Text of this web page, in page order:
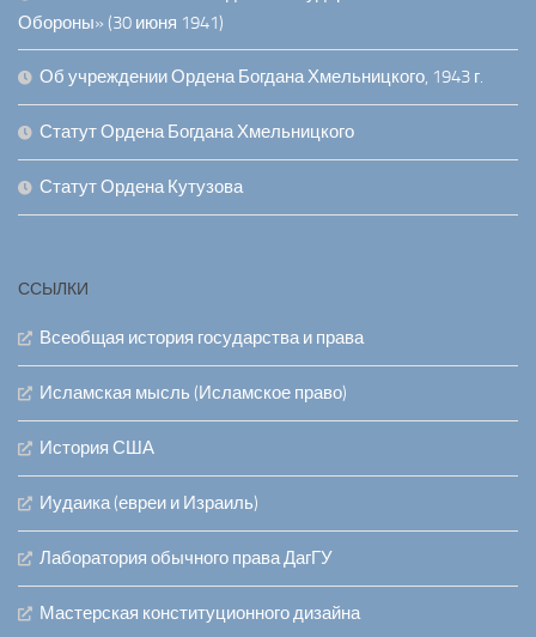
Обороны» (30 июня 1941)
Об учреждении Ордена Богдана Хмельницкого, 1943 г.
Статут Ордена Богдана Хмельницкого
Статут Ордена Кутузова
ССЫЛКИ
Всеобщая история государства и права
Исламская мысль (Исламское право)
История США
Иудаика (евреи и Израиль)
Лаборатория обычного права ДагГУ
Мастерская конституционного дизайна